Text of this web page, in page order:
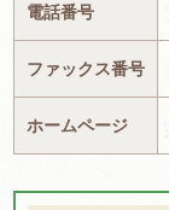
電話番号
ファックス番号
ホームページ